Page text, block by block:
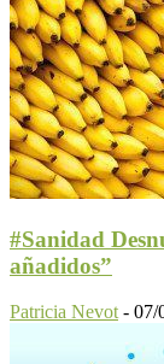
#Sanidad
añadidos”
Patricia Nevot - 07/